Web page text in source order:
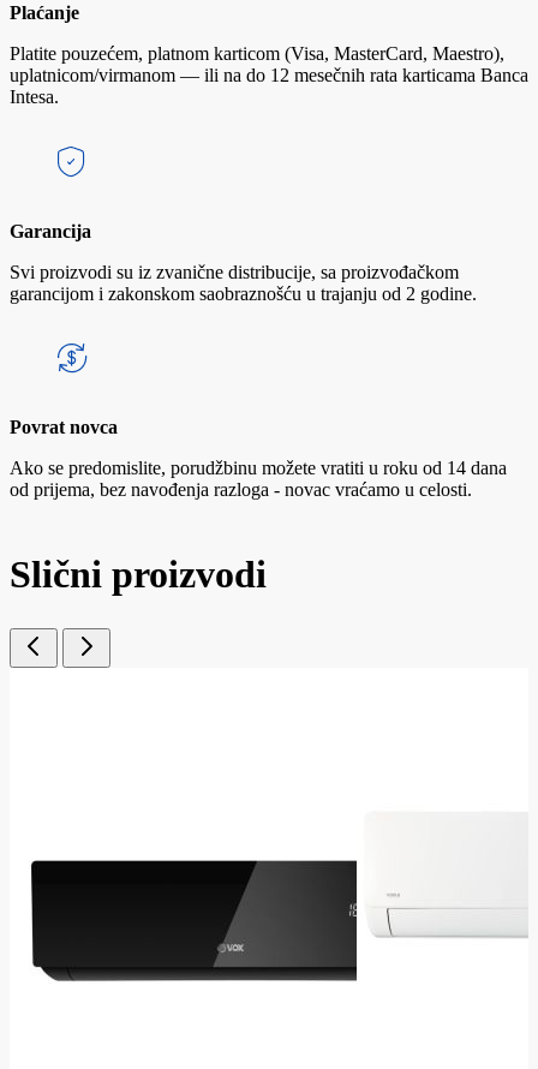
Plaćanje
Platite pouzećem, platnom karticom (Visa, MasterCard, Maestro),
uplatnicom/virmanom — ili na do 12 mesečnih rata karticama Banca
Intesa.
Garancija
Svi proizvodi su iz zvanične distribucije, sa proizvođačkom
garancijom i zakonskom saobraznošću u trajanju od 2 godine.
Povrat novca
Ako se predomislite, porudžbinu možete vratiti u roku od 14 dana
od prijema, bez navođenja razloga - novac vraćamo u celosti.
Slični proizvodi